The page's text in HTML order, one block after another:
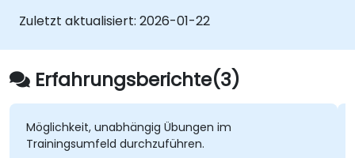
Zuletzt aktualisiert: 2026-01-22
Erfahrungsberichte(3)
Möglichkeit, unabhängig Übungen im
Trainingsumfeld durchzuführen.